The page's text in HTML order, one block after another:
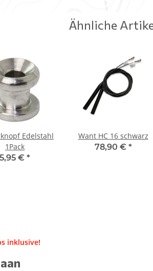
Ähnliche
Edelstahl
1Pack
5,95 € *
Want HC 16 schwarz
78,90 € *
inklusive!